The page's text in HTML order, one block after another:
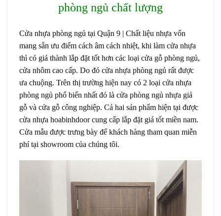
phòng ngủ chất lượng
Cửa nhựa phòng ngủ tại Quận 9 | Chất liệu nhựa vốn
mang sẵn ưu điểm cách âm cách nhiệt, khi làm cửa nhựa
thì có giá thành lắp đặt tốt hơn các loại cửa gỗ phòng ngủ,
cửa nhôm cao cấp. Do đó cửa nhựa phòng ngủ rất được
ưa chuộng. Trên thị trường hiện nay có 2 loại cửa nhựa
phòng ngủ phổ biến nhất đó là cửa phòng ngủ nhựa giả
gỗ và cửa gỗ công nghiệp. Cả hai sản phẩm hiện tại được
cửa nhựa hoabinhdoor cung cấp lắp đặt giá tốt miền nam.
Cửa mẫu được trưng bày để khách hàng tham quan miễn
phí tại showroom của chúng tôi.